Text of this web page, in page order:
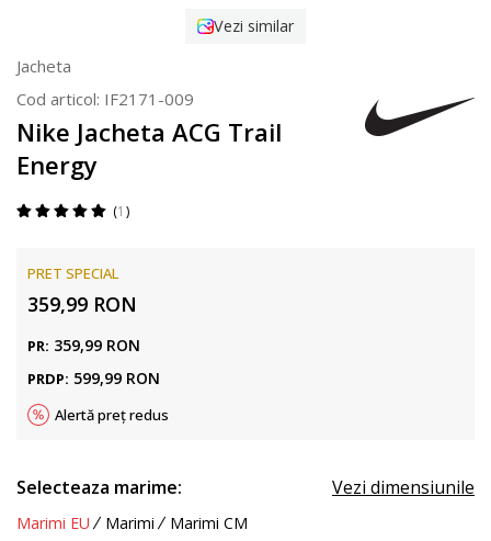
Vezi similar
Jacheta
Cod articol: IF2171-009
Nike Jacheta ACG Trail
Energy
1
PRET SPECIAL
359,99 RON
PR: 359,99 RON
PRDP: 599,99 RON
Alertă preț redus
Selecteaza marime: Vezi dimensiunile
Marimi EU Marimi Marimi CM